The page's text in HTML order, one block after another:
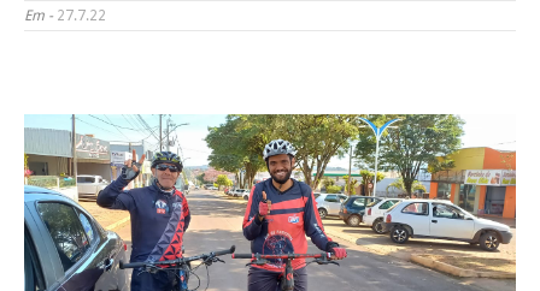
Em - 27.7.22